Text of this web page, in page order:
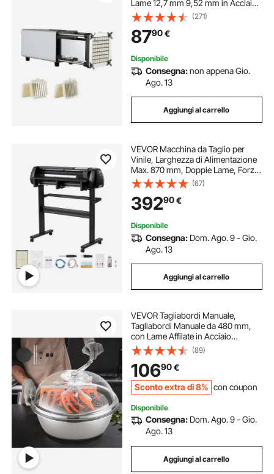
Lame 12,7 mm 9,52 mm in Acciaio
Inossidabile, Tagliapatate e
Tritatutto con Piedini Antiscivolo,
per Patate, Patatine Fritte, Argento
(271)
8790€
Disponibile
Consegna:non appena Gio.
Ago. 13
Aggiungi al carrello
VEVOR Macchina da Taglio per
Vinile, Larghezza di Alimentazione
Max. 870 mm, Doppie Lame, Forza
e Velocità Regolabili, Display LED,
Stampante per Plotter da Taglio in
Vinile con Software Signmaster
(67)
39290€
Disponibile
Consegna: Dom. Ago. 9 - Gio.
Ago. 13
Aggiungi al carrello
VEVOR Tagliabordi Manuale,
Tagliabordi Manuale da 480 mm,
con Lame Affilate in Acciaio
Inossidabile, Macchina da Taglio
Idroponica a Umido e a Secco,
Taglio a Rotazione per Piante, Foglie
(89)
10690€
Sconto extra di 8% con coupon
Disponibile
Consegna: Dom. Ago. 9 - Gio.
Ago. 13
Aggiungi al carrello